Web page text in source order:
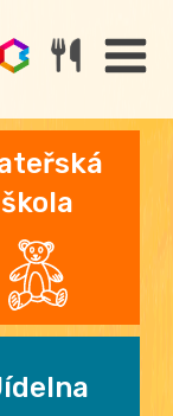
škola